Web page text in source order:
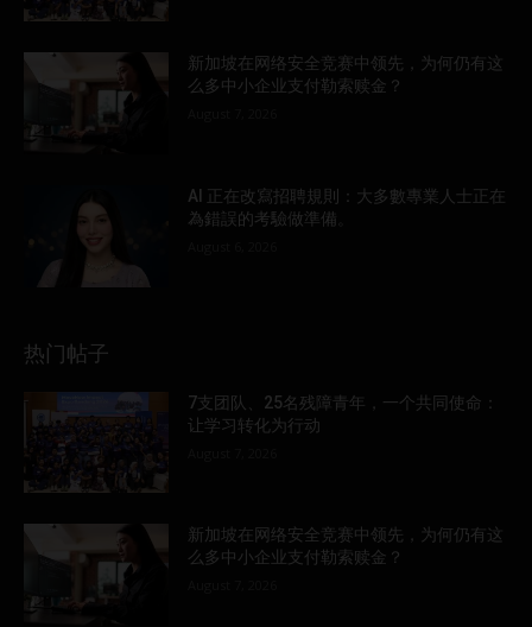
新加坡在网络安全竞赛中领先，为何仍有这
么多中小企业支付勒索赎金？
AI 正在改寫招聘規則：大多數專業人士正在
為錯誤的考驗做準備。
热门帖子
7支团队、25名残障青年，一个共同使命：
让学习转化为行动
新加坡在网络安全竞赛中领先，为何仍有这
么多中小企业支付勒索赎金？